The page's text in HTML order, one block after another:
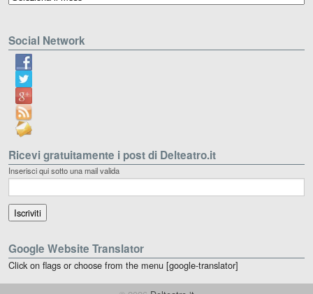
Social Network
Ricevi gratuitamente i post di Delteatro.it
Inserisci qui sotto una mail valida
Google Website Translator
Click on flags or choose from the menu [google-translator]